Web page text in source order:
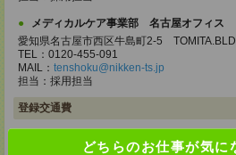
どちらのお仕事が気に
メディカルケア事業部 名古屋オフィス
愛知県名古屋市西区牛島町2-5
TEL：0120-455-091
MAIL： tenshoku@nikken-ts.jp
担当：採用担当
登録交通費